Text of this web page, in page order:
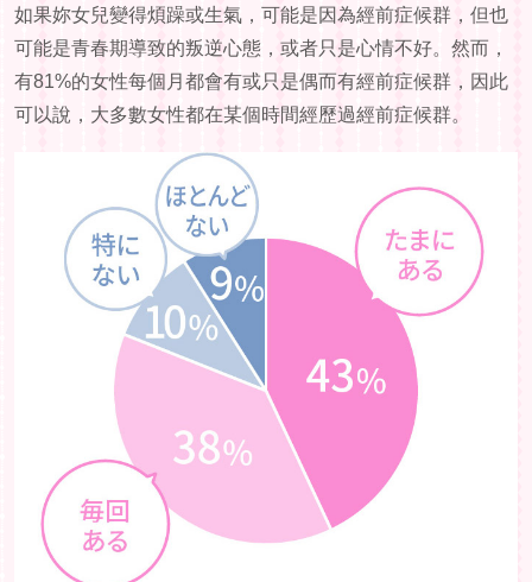
如果妳女兒變得煩躁或生氣，可能是因為經前症候群，但也
可能是青春期導致的叛逆心態，或者只是心情不好。然而，
有81%的女性每個月都會有或只是偶而有經前症候群，因此
可以說，大多數女性都在某個時間經歷過經前症候群。